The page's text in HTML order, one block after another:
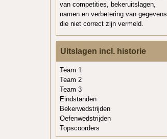
van competities, bekeruitslagen,
namen en verbetering van gegevens
die niet correct zijn vermeld.
Uitslagen incl. historie
Team 1
Team 2
Team 3
Eindstanden
Bekerwedstrijden
Oefenwedstrijden
Topscoorders